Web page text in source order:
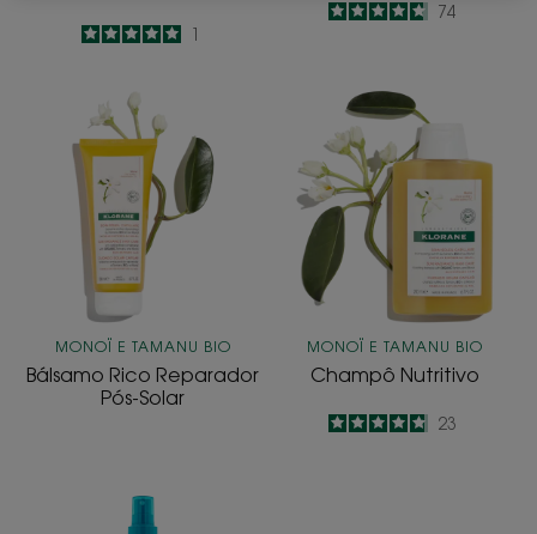
5/51
4.8
/
5
74
Rico
Reparador
Pós-
Solar
MONOÏ E TAMANU BIO
Bálsamo Rico Reparador
Pós-Solar
Champô
Nutritivo
MONOÏ E TAMANU BIO
Champô Nutritivo
4.8
/
5
23
Óleo
Reparador